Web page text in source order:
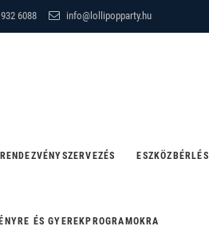
6088 info@lollipopparty.hu
RENDEZVÉNYSZERVEZÉS ESZKÖZBÉRLÉS
ÉS GYEREKPROGRAMOKRA